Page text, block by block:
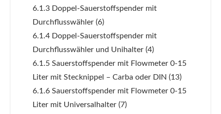
6.1.3 Doppel-Sauerstoffspender mit
Durchflusswähler (6)
6.1.4 Doppel-Sauerstoffspender mit
Durchflusswähler und Unihalter (4)
6.1.5 Sauerstoffspender mit Flowmeter 0-15
Liter mit Stecknippel – Carba oder DIN (13)
6.1.6 Sauerstoffspender mit Flowmeter 0-15
Liter mit Universalhalter (7)